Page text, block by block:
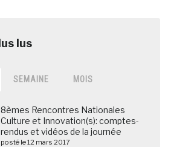
SEMAINE MOIS
8èmes Rencontres Nationales
Culture et Innovation(s): comptes-
rendus et vidéos de la journée
posté le 12 mars 2017